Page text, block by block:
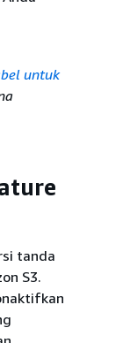
untuk
tanda
S3.